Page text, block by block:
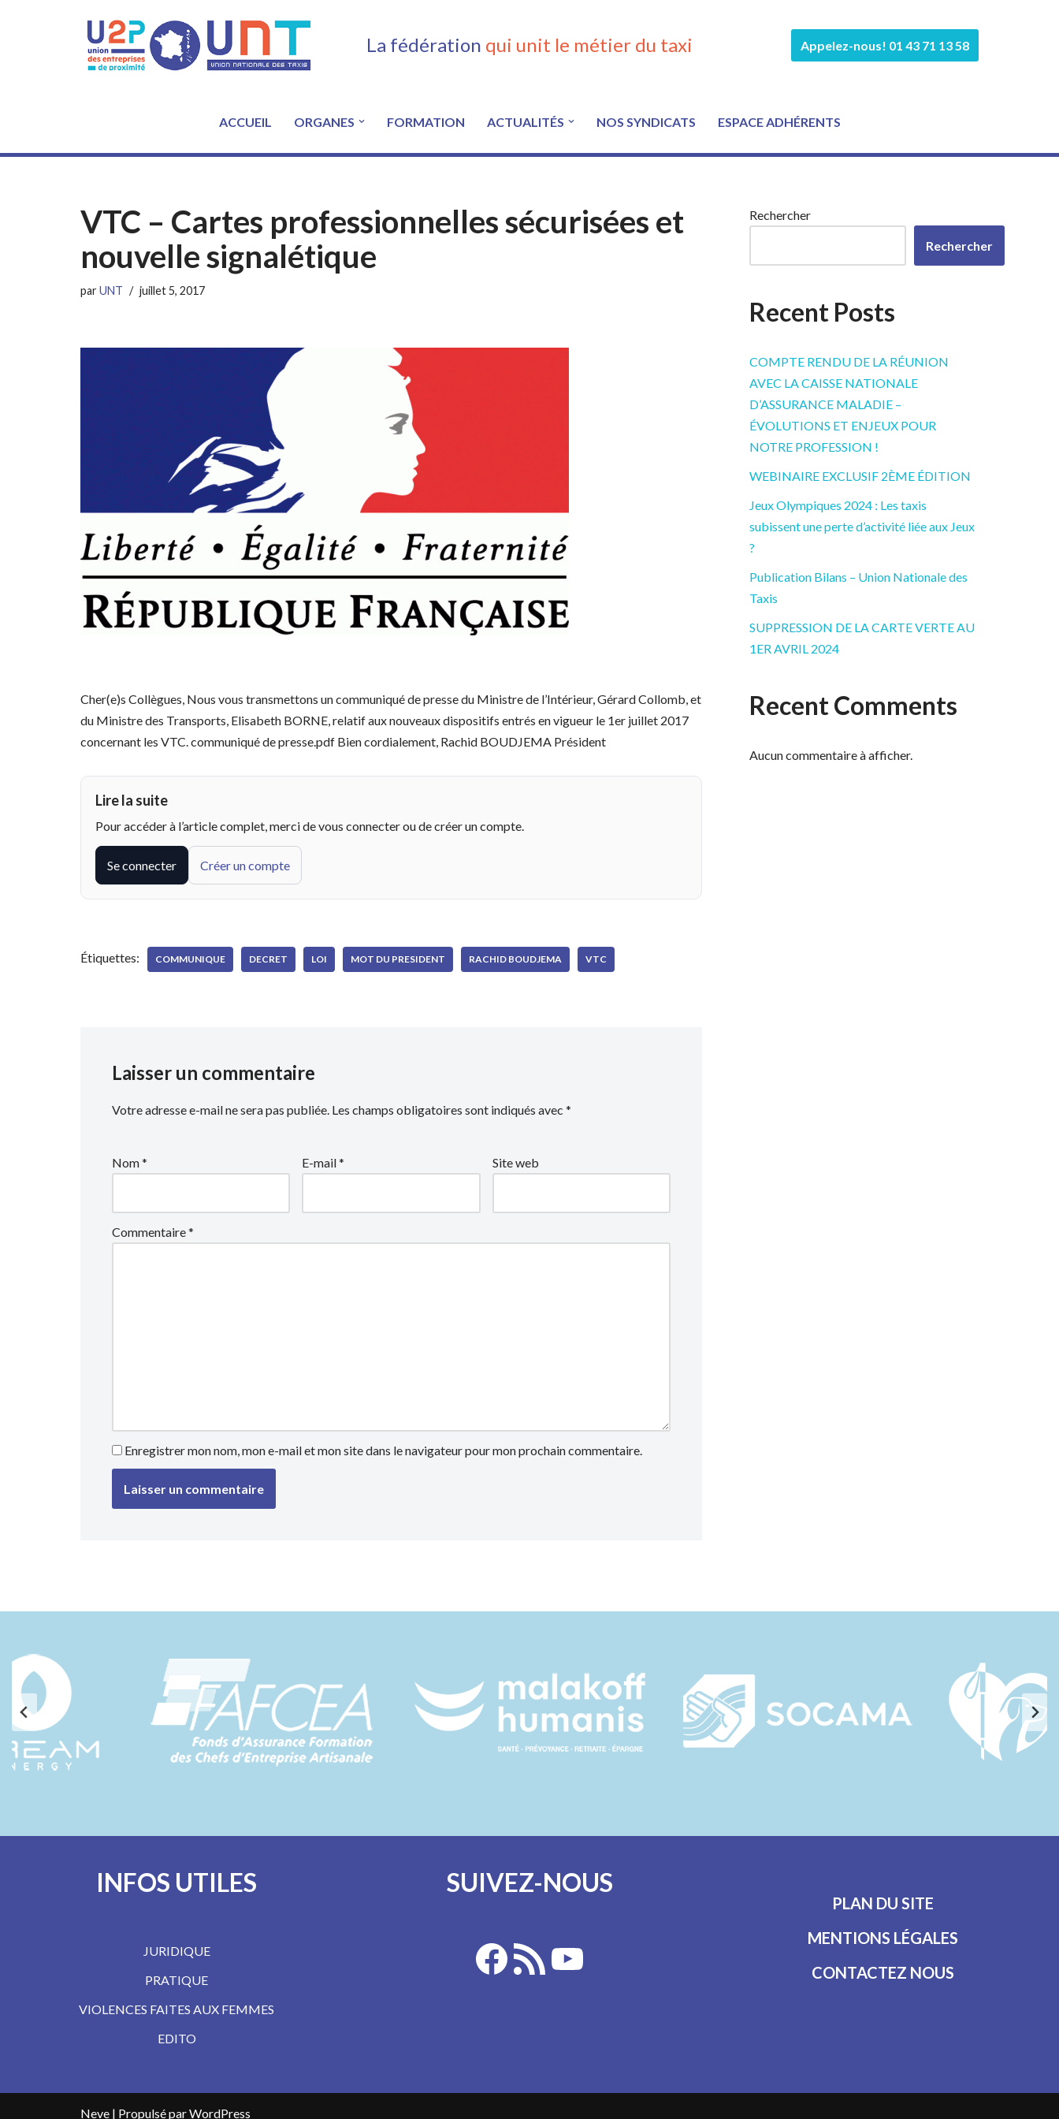
La fédération qui unit le métier du taxi Appelez-nous! 01 43 71 13 58
ACCUEIL ORGANES FORMATION ACTUALITÉS NOS SYNDICATS ESPACE ADHÉRENTS
VTC – Cartes professionnelles sécurisées et
nouvelle signalétique
parUNT juillet 5, 2017
Cher(e)s Collègues, Nous vous transmettons un communiqué de presse du Ministre de l’Intérieur, Gérard Collomb, et
du Ministre des Transports, Elisabeth BORNE, relatif aux nouveaux dispositifs entrés en vigueur le 1er juillet 2017
concernant les VTC. communiqué de presse.pdf Bien cordialement, Rachid BOUDJEMA ​Président
Lire la suite
Pour accéder à l’article complet, merci de vous connecter ou de créer un compte.
Se connecter Créer un compte
Étiquettes: COMMUNIQUE DECRET LOI MOT DU PRESIDENT RACHID BOUDJEMA VTC
Laisser un commentaire
Votre adresse e-mail ne sera pas publiée. Les champs obligatoires sont indiqués avec *
Nom* E-mail* Site web
Commentaire*
Enregistrer mon nom, mon e-mail et mon site dans le navigateur pour mon prochain commentaire.
Rechercher
Rechercher
Recent Posts
COMPTE RENDU DE LA RÉUNION
AVEC LA CAISSE NATIONALE
D’ASSURANCE MALADIE –
ÉVOLUTIONS ET ENJEUX POUR
NOTRE PROFESSION !
WEBINAIRE EXCLUSIF 2ÈME ÉDITION
Jeux Olympiques 2024 : Les taxis
subissent une perte d’activité liée aux Jeux
?
Publication Bilans – Union Nationale des
Taxis
SUPPRESSION DE LA CARTE VERTE AU
1ER AVRIL 2024
Recent Comments
Aucun commentaire à afficher.
INFOS UTILES
JURIDIQUE
PRATIQUE
VIOLENCES FAITES AUX FEMMES
EDITO
SUIVEZ-NOUS
PLAN DU SITE
MENTIONS LÉGALES
CONTACTEZ NOUS
Neve | Propulsé parWordPress